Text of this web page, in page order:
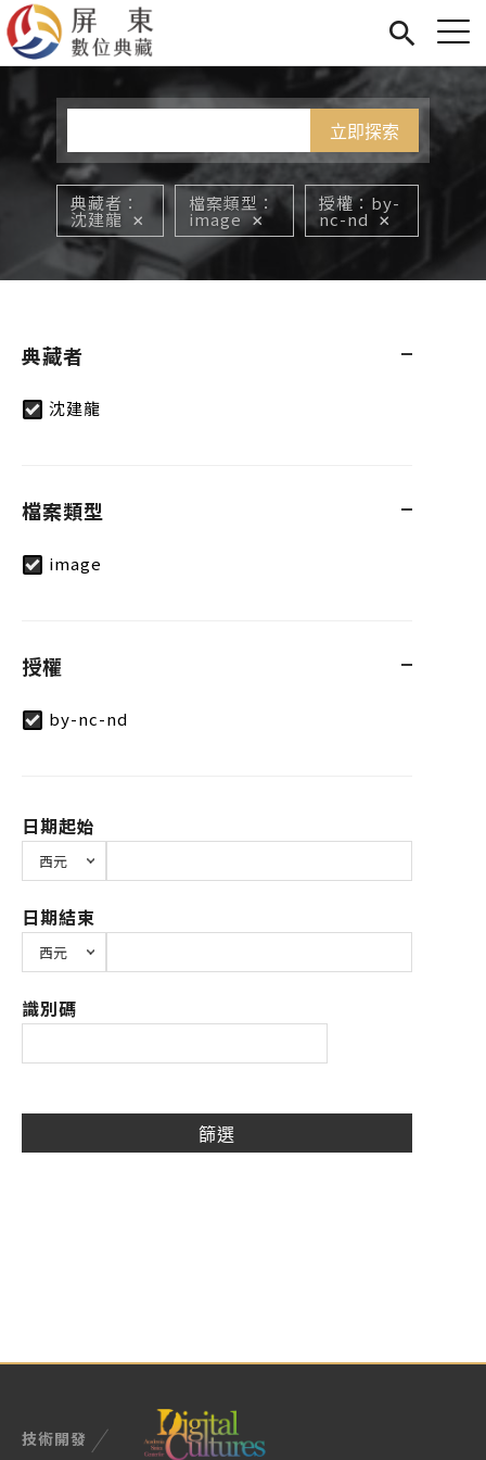
展覽
關於我們
Jump to Main content
您在這裡
典藏者
沈建龍
檔案類型
image
授權 by-
nc-nd
典藏者
沈建龍
檔案類型
image
授權
by-nc-nd
日期起始
日期結束
識別碼
技術開發